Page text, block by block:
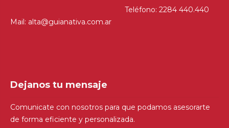
Teléfono: 2284 440.440
Mail: alta@guianativa.com.ar
Dejanos tu mensaje
Comunicate con nosotros para que podamos asesorarte
de forma eficiente y personalizada.